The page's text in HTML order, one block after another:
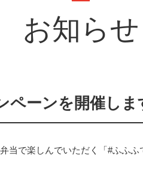
お知らせ
ペーンを開催しま
当で楽しんでいただく「#ふふふ